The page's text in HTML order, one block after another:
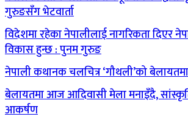
गुरुङसँग भेटवार्ता
विदेशमा रहेका नेपालीलाई नागरिकता दिएर
विकास हुन्छ : पुनम गुरुङ
नेपाली कथानक चलचित्र ‘गौथली’को
बेलायतमा आज आदिवासी मेला मनाइँदै,
आकर्षण